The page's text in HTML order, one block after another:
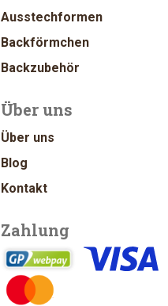
Ausstechformen
Backförmchen
Backzubehör
Über uns
Über uns
Blog
Kontakt
Zahlung